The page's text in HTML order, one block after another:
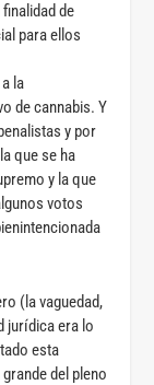
de
para ellos
la
de cannabis. Y
y por
que se ha
y la que
votos
(la vaguedad,
jurídica era lo
esta
del pleno